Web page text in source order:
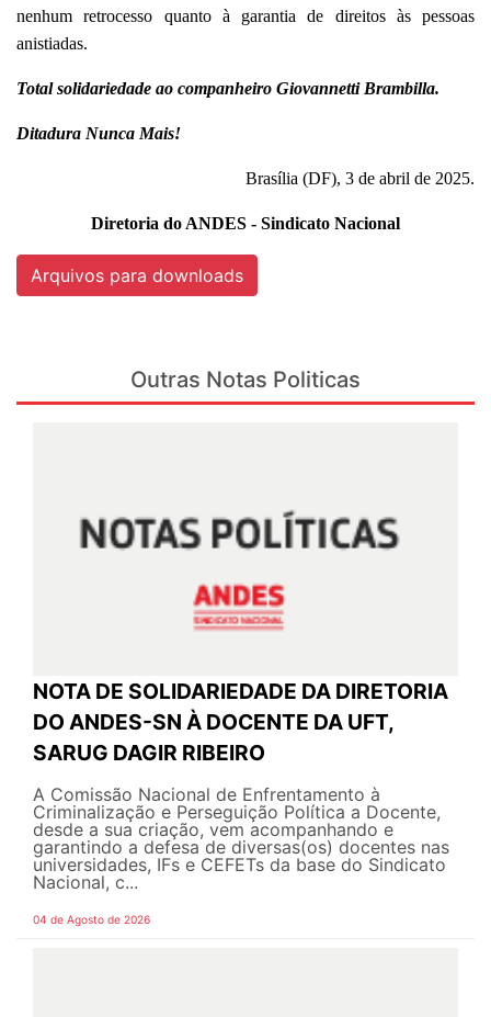
nenhum retrocesso quanto à garantia de direitos às pessoas
anistiadas.
Total solidariedade ao companheiro Giovannetti Brambilla.
Ditadura Nunca Mais!
Brasília (DF), 3 de abril de 2025.
Diretoria do ANDES - Sindicato Nacional
Arquivos para downloads
Outras Notas Politicas
NOTA DE SOLIDARIEDADE DA DIRETORIA
DO ANDES-SN À DOCENTE DA UFT,
SARUG DAGIR RIBEIRO
A Comissão Nacional de Enfrentamento à
Criminalização e Perseguição Política a Docente,
desde a sua criação, vem acompanhando e
garantindo a defesa de diversas(os) docentes nas
universidades, IFs e CEFETs da base do Sindicato
Nacional, c...
04 de Agosto de 2026